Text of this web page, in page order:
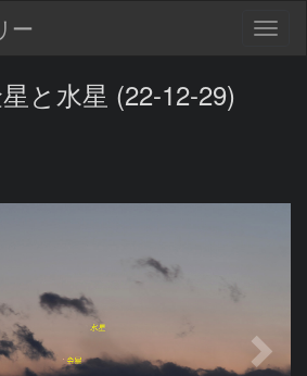
ー
と水星 (22-12-29)